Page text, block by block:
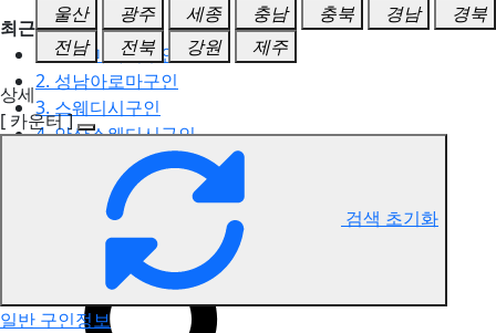
최근검색어
1. 일산마사지구인
2. 성남아로마구인
3. 스웨디시구인
4. 안산스웨디시구인
5. 아로마구인
강릉 카운터 구인정보
울산
광주 세종 충남 충북 경남
경북
전남
전북 강원
제주
상세
[ 카운터 ]
검색 초기화
일반 구인정보